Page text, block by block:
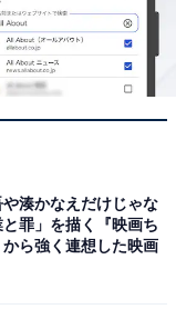
湊かなえだけじゃな
罪」を描く『映画ち
から強く連想した映画